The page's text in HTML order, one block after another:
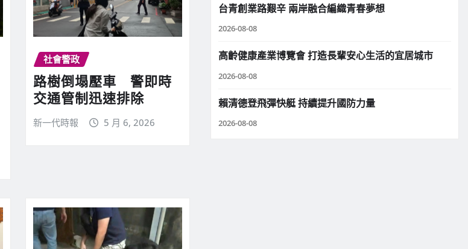
社會警政
路樹倒塌壓車 警即時
交通管制迅速排除
新一代時報 5 月 6, 2026
台青創業路艱辛 兩岸融合編織青春夢想
2026-08-08
高齡健康產業博覽會 打造長輩安心生活的宜居城市
2026-08-08
賴清德登飛彈快艇 持續提升國防力量
2026-08-08